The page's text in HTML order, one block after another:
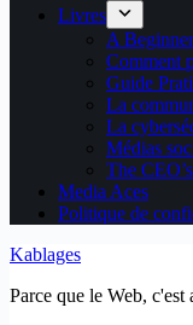
Livres
A
Comment
Guide
La
La
Médias
The
Media Aces
Politique de
Kablages
Parce que le Web,